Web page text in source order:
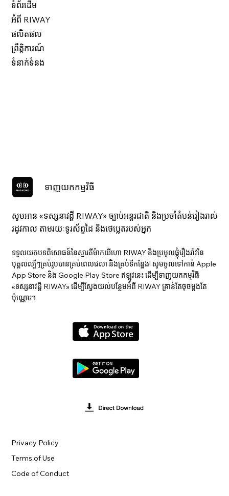
ទំព័រដើម
អំពី RIWAY
ផលិតផល
ព្រឹត្តិការណ៍
ទំនាក់ទំនង
ទាញយកកម្មវិធី
សូមអាន «ទស្សនាវ​ដ្ដី RIWAY» ច្បាប់អន្តរជាតិ និងប្រចាំតំបន់រៀងរាល់
រដូវកាល តាមរយៈទូរស័ព្ទដៃ និងថេប្លេតរបស់អ្នក
ទទួលយកបទពិសោធន៍នៃស្មារតីម៉ាកយីហោ RIWAY និងប្រមូលផ្តុំរឿងរ៉ាវនៃ
បុគ្គលល្បីៗគ្រប់រូបបានគ្រប់ពេលវេលា និងគ្រប់ទីកន្លែង! សូមចូលទៅកាន់ Apple
App Store និង Google Play Store ឥឡូវនេះ ដើម្បីទាញយកកម្មវិធី
«ទស្សនាវ​ដ្ដី RIWAY» ដើម្បីស្វែងយល់បន្ថែមអំពី RIWAY គ្រាន់តែចុចម្តងតែ
ប៉ុណ្ណោះ។
Terms of Use
Privacy Policy
Code of Conduct